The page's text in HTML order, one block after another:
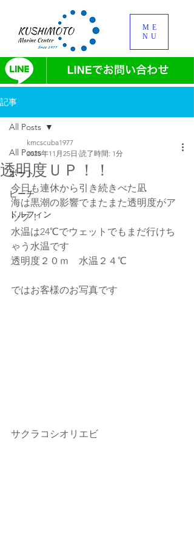
ME
NU
記事
All Posts
ボート
ビーチ
ドルフィン
All Posts
透明度ＵＰ！！
kmcscuba1977
2025年11月25日 読了時間: 1分
今日も連休から引き続きべた凪
海は黒潮の影響でまたまた透明度がア
ップ！
水温は24℃でウェットでもまだ行けち
ゃう水温です
透明度２０ｍ　水温２４℃
ではお客様のお写真です
サクラコシオリエビ